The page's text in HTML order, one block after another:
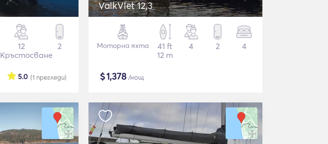
12
Кръстосване
2
(1 прегледи)
5.0
ValkVlet 12,3
Моторна яхта
41 ft
12 m
4 2 4
$1,378/нощ